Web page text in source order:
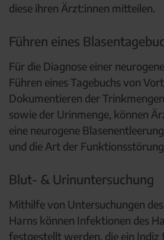
diese ihren Ärzt:innen mitteilen.
Führen eines
Für die Diagnose einer
Führen eines Tagebuchs von
Dokumentieren der
sowie der Urinmenge, können
eine neurogene
und die Art der
Blut- & Urinuntersuchung
Mithilfe von Untersuchungen
Harns können Infektionen des
festgestellt werden, die ein Indiz